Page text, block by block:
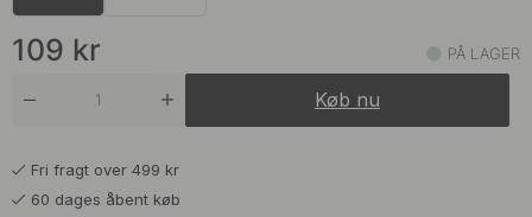
109 kr PÅ LAGER
Køb nu
Fri fragt over 499 kr
60 dages åbent køb